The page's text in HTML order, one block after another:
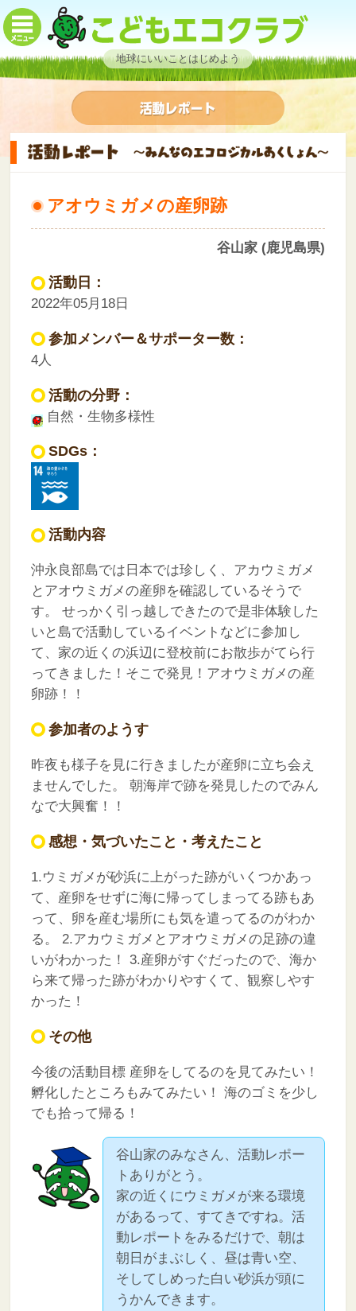
地球にいいことはじめよう
アオウミガメの産卵跡
谷山家 (鹿児島県)
活動日：
2022年05月18日
参加メンバー＆サポーター数：
4人
活動の分野：
自然・生物多様性
SDGs：
活動内容
沖永良部島では日本では珍しく、アカウミガメ
とアオウミガメの産卵を確認しているそうで
す。
せっかく引っ越しできたので是非体験した
いと島で活動しているイベントなどに参加し
て、家の近くの浜辺に登校前にお散歩がてら行
ってきました！そこで発見！アオウミガメの産
卵跡！！
参加者のようす
昨夜も様子を見に行きましたが産卵に立ち会え
ませんでした。
朝海岸で跡を発見したのでみん
なで大興奮！！
感想・気づいたこと・考えたこと
1.ウミガメが砂浜に上がった跡がいくつかあっ
て、産卵をせずに海に帰ってしまってる跡もあ
って、卵を産む場所にも気を遣ってるのがわか
る。
2.アカウミガメとアオウミガメの足跡の違
いがわかった！
3.産卵がすぐだったので、海か
ら来て帰った跡がわかりやすくて、観察しやす
かった！
その他
今後の活動目標産卵をしてるのを見てみたい！
孵化したところもみてみたい！
海のゴミを少し
でも拾って帰る！
谷山家のみなさん、活動レポー
トありがとう。
家の近くにウミガメが来る環境
があるって、すてきですね。活
動レポートをみるだけで、朝は
朝日がまぶしく、昼は青い空、
そしてしめった白い砂浜が頭に
うかんできます。